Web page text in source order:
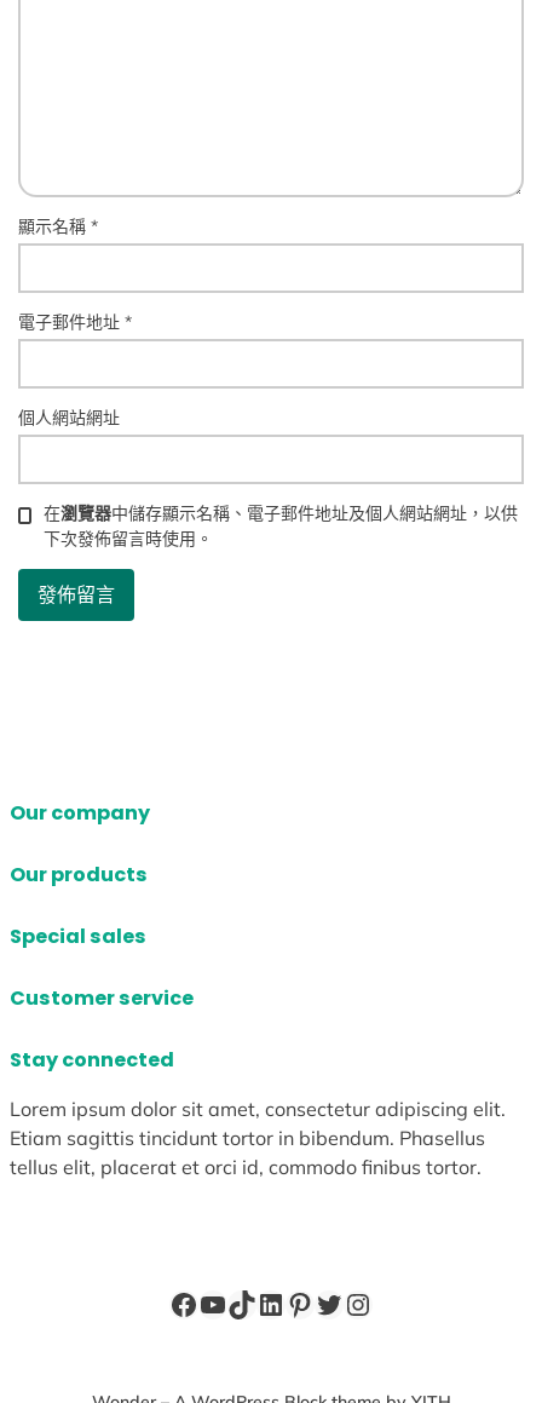
顯示名稱*
電子郵件地址*
個人網站網址
在瀏覽器中儲存顯示名稱、電子郵件地址及個人網站網址，以供
下次發佈留言時使用。
Our company
Our products
Special sales
Customer service
Stay connected
Lorem ipsum dolor sit amet, consectetur adipiscing elit.
Etiam sagittis tincidunt tortor in bibendum. Phasellus
tellus elit, placerat et orci id, commodo finibus tortor.
Facebook
YouTube
TikTok
LinkedIn
Pinterest
X Instagram